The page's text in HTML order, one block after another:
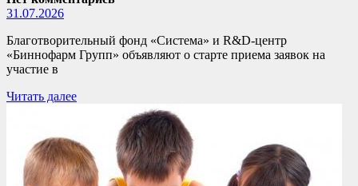
31.07.2026
Благотворительный фонд «Система» и R&D-центр
«Биннофарм Групп» объявляют о старте приема заявок на
участие в
Читать далее